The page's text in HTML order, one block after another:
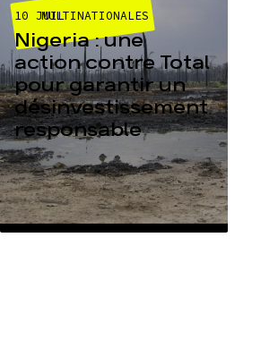
MULTINATIONALES
10 JUIL
Nigeria : une
action contre Total
pour garantir un
désinvestissement
responsable